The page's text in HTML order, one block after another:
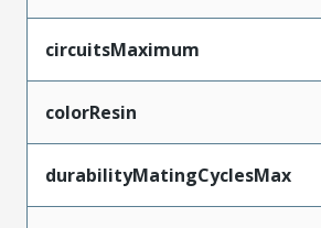
circuitsMaximum
colorResin
durabilityMatingCyclesMax